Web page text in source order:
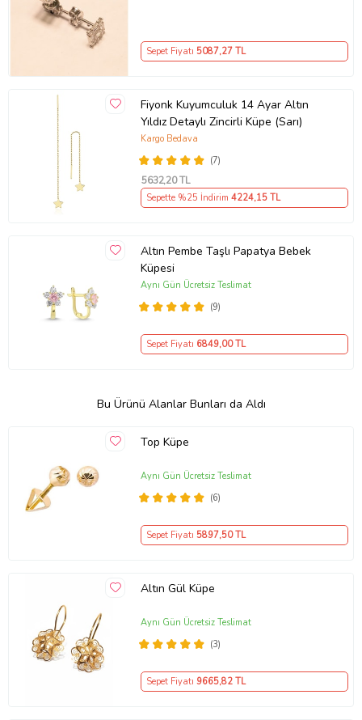
Sepet Fiyatı 5087,27 TL
Fiyonk Kuyumculuk 14 Ayar Altın
Yıldız Detaylı Zincirli Küpe (Sarı)
(7)
Kargo Bedava
5632,20 TL
Sepette %25 İndirim 4224,15 TL
Altın Pembe Taşlı Papatya Bebek
Küpesi
(9)
Aynı Gün Ücretsiz Teslimat
Sepet Fiyatı 6849,00 TL
Bu Ürünü Alanlar Bunları da Aldı
Top Küpe
(6)
Aynı Gün Ücretsiz Teslimat
Sepet Fiyatı 5897,50 TL
Altın Gül Küpe
(3)
Aynı Gün Ücretsiz Teslimat
Sepet Fiyatı 9665,82 TL